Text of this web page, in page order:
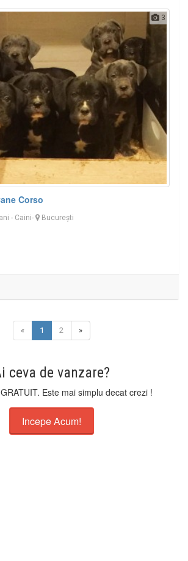
3
Corso
- Caini- București
« 1 2 »
ceva de vanzare?
Este mai simplu decat crezi !
Incepe Acum!